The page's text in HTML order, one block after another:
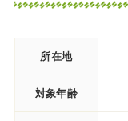
所在地
対象年齢